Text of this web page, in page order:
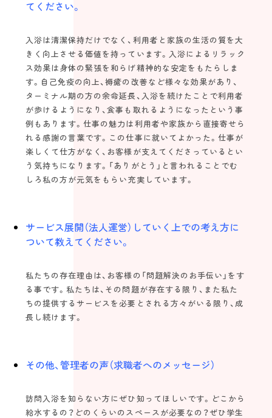
てください。
入浴は清潔保持だけでなく、利用者と家族の生活の質を大
きく向上させる価値を持っています。入浴によるリラック
ス効果は身体の緊張を和らげ精神的な安定をもたらしま
す。自己免疫の向上、褥瘡の改善など様々な効果があり、
ターミナル期の方の余命延長、入浴を続けたことで利用者
が歩けるようになり、食事も取れるようになったという事
例もあります。仕事の魅力は利用者や家族から直接寄せら
れる感謝の言葉です。この仕事に就いてよかった。仕事が
楽しくて仕方がなく、お客様が支えてくださっているとい
う気持ちになります。「ありがとう」と言われることでむ
しろ私の方が元気をもらい充実しています。
サービス展開（法人運営）していく上での考え方に
ついて教えてください。
私たちの存在理由は、お客様の「問題解決のお手伝い」をす
る事です。私たちは、その問題が存在する限り、また私た
ちの提供するサービスを必要とされる方々がいる限り、成
長し続けます。
その他、管理者の声（求職者へのメッセージ）
訪問入浴を知らない方にぜひ知ってほしいです。どこから
給水するの？どのくらいのスペースが必要なの？ぜひ学生